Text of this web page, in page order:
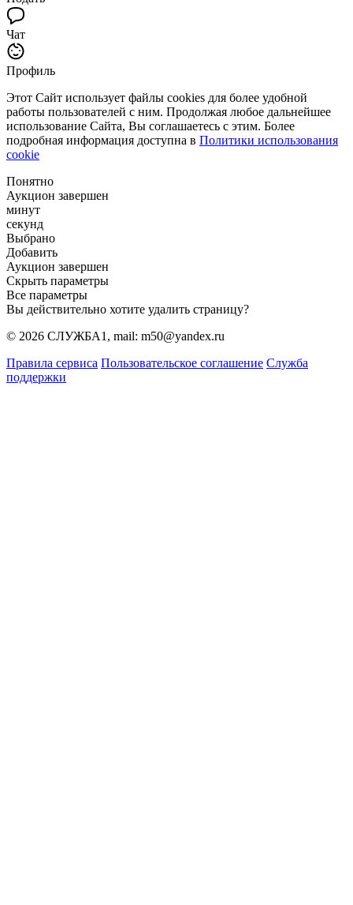
Чат
Профиль
Этот Сайт использует файлы cookies для более удобной
работы пользователей с ним. Продолжая любое дальнейшее
использование Сайта, Вы соглашаетесь с этим. Более
подробная информация доступна в Политики использования
cookie
Понятно
Аукцион завершен
минут
секунд
Выбрано
Добавить
Аукцион завершен
Скрыть параметры
Все параметры
Вы действительно хотите удалить страницу?
© 2026 СЛУЖБА1, mail: m50@yandex.ru
Правила сервиса Пользовательское соглашение Служба
поддержки